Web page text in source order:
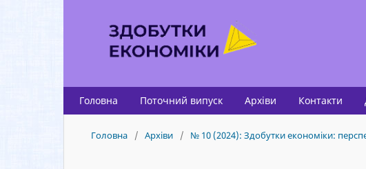
Головна Поточний випуск Архіви Контакти
Головна / Архіви / № 10 (2024): Здобутки економіки: